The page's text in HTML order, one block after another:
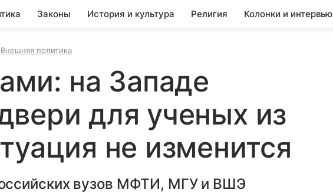
Законы История и культура Религия Колонки и интервью
Внешняя политика
на Западе
для ученых из
не изменится
вузов МФТИ, МГУ и ВШЭ